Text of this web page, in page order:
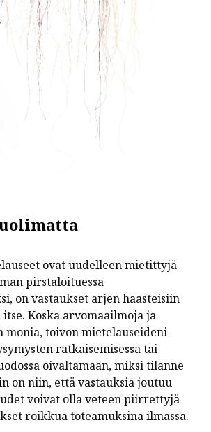
ovat uudelleen mietittyjä
pirstaloituessa
on vastaukset arjen haasteisiin
Koska arvomaailmoja ja
monia, toivon mietelauseideni
ratkaisemisessa tai
oivaltamaan, miksi tilanne
on niin, että vastauksia joutuu
voivat olla veteen piirrettyjä
roikkua toteamuksina ilmassa.